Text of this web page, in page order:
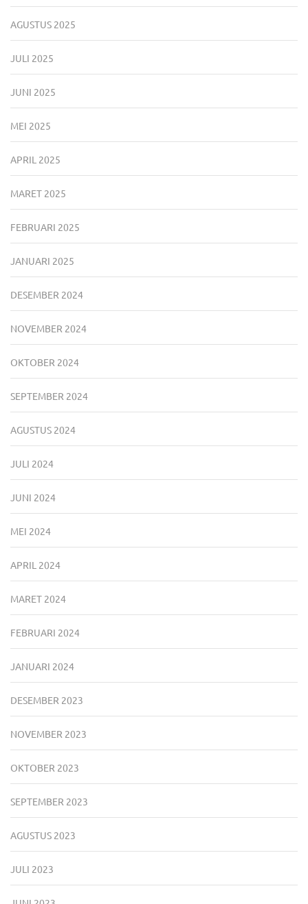
AGUSTUS 2025
JULI 2025
JUNI 2025
MEI 2025
APRIL 2025
MARET 2025
FEBRUARI 2025
JANUARI 2025
DESEMBER 2024
NOVEMBER 2024
OKTOBER 2024
SEPTEMBER 2024
AGUSTUS 2024
JULI 2024
JUNI 2024
MEI 2024
APRIL 2024
MARET 2024
FEBRUARI 2024
JANUARI 2024
DESEMBER 2023
NOVEMBER 2023
OKTOBER 2023
SEPTEMBER 2023
AGUSTUS 2023
JULI 2023